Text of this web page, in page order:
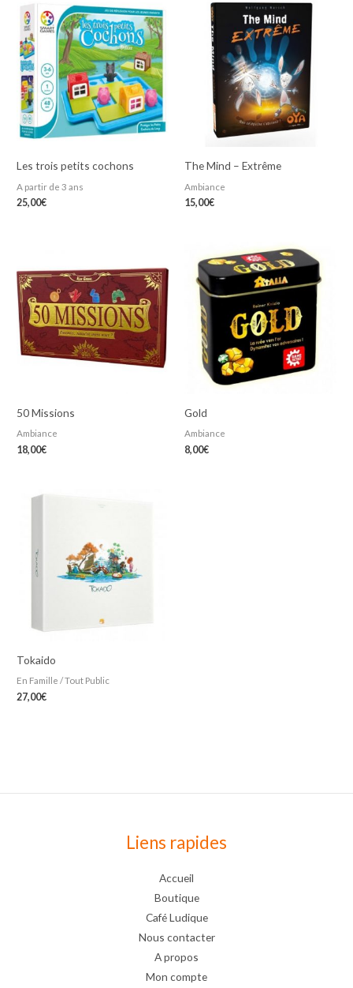
Les trois petits cochons
A partir de 3 ans
25,00€
The Mind – Extrême
Ambiance
15,00€
50 Missions
Ambiance
18,00€
Gold
Ambiance
8,00€
Tokaido
En Famille / Tout Public
27,00€
Liens rapides
Accueil
Boutique
Café Ludique
Nous contacter
A propos
Mon compte